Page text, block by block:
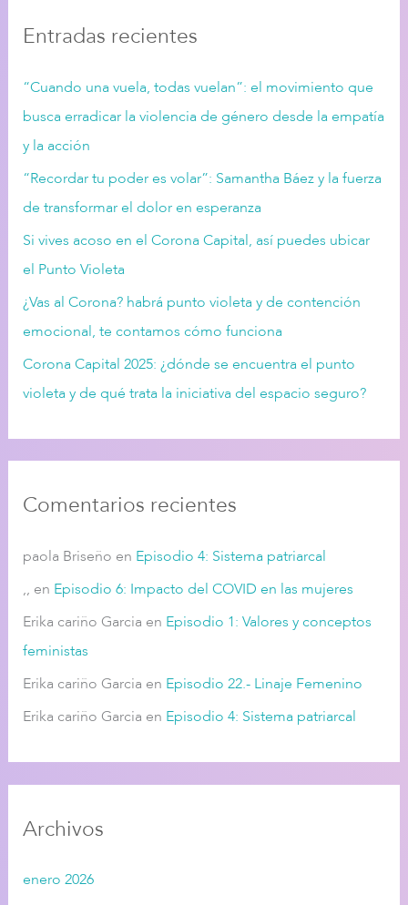
aEntradas recientes
“Cuando una vuela, todas vuelan”: el movimiento que
busca erradicar la violencia de género desde la empatía
y la acción
“Recordar tu poder es volar”: Samantha Báez y la fuerza
de transformar el dolor en esperanza
Si vives acoso en el Corona Capital, así puedes ubicar
el Punto Violeta
¿Vas al Corona? habrá punto violeta y de contención
emocional, te contamos cómo funciona
Corona Capital 2025: ¿dónde se encuentra el punto
violeta y de qué trata la iniciativa del espacio seguro?
Comentarios recientes
paola Briseño en Episodio 4: Sistema patriarcal
,, en Episodio 6: Impacto del COVID en las mujeres
Erika cariño Garcia en Episodio 1: Valores y conceptos
feministas
Erika cariño Garcia en Episodio 22.- Linaje Femenino
Erika cariño Garcia en Episodio 4: Sistema patriarcal
Archivos
enero 2026